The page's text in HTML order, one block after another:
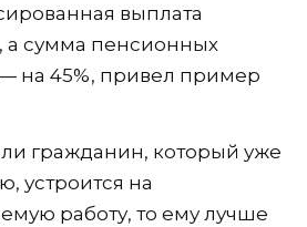
выплата
а сумма пенсионных
на 45%, привел пример
гражданин, который уже
устроится на
работу, то ему лучше